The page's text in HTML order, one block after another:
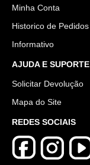
Minha Conta
Historico de Pedidos
Informativo
AJUDA E SUPORTE
Solicitar Devolução
Mapa do Site
REDES SOCIAIS